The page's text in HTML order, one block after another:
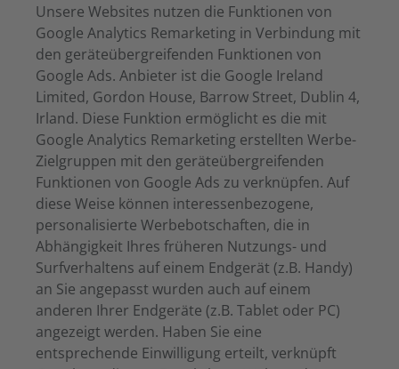
Unsere Websites nutzen die Funktionen von
Google Analytics Remarketing in Verbindung mit
den geräteübergreifenden Funktionen von
Google Ads. Anbieter ist die Google Ireland
Limited, Gordon House, Barrow Street, Dublin 4,
Irland. Diese Funktion ermöglicht es die mit
Google Analytics Remarketing erstellten Werbe-
Zielgruppen mit den geräteübergreifenden
Funktionen von Google Ads zu verknüpfen. Auf
diese Weise können interessenbezogene,
personalisierte Werbebotschaften, die in
Abhängigkeit Ihres früheren Nutzungs- und
Surfverhaltens auf einem Endgerät (z.B. Handy)
an Sie angepasst wurden auch auf einem
anderen Ihrer Endgeräte (z.B. Tablet oder PC)
angezeigt werden. Haben Sie eine
entsprechende Einwilligung erteilt, verknüpft